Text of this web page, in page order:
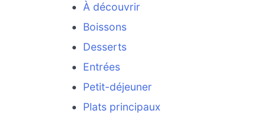
À découvrir
Boissons
Desserts
Entrées
Petit-déjeuner
Plats principaux